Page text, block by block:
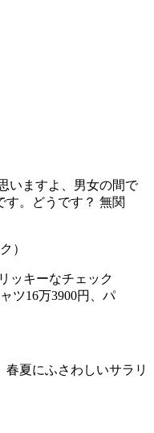
いますよ、男女の間で
。どうです？ 無関
ッキーなチェック
ツ16万3900円、パ
夏にふさわしいサラリ